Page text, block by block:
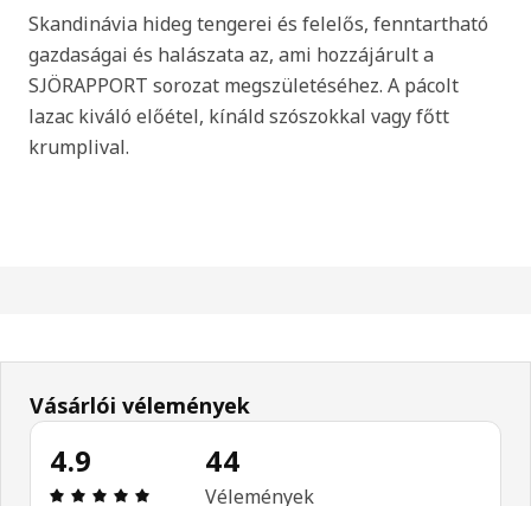
Skandinávia hideg tengerei és felelős, fenntartható
gazdaságai és halászata az, ami hozzájárult a
SJÖRAPPORT sorozat megszületéséhez. A pácolt
lazac kiváló előétel, kínáld szószokkal vagy főtt
krumplival.
Vásárlói vélemények
4.9
Értékelés: 4.9 / 5 csillagok. Összes vélemény: 44
44
Vélemények